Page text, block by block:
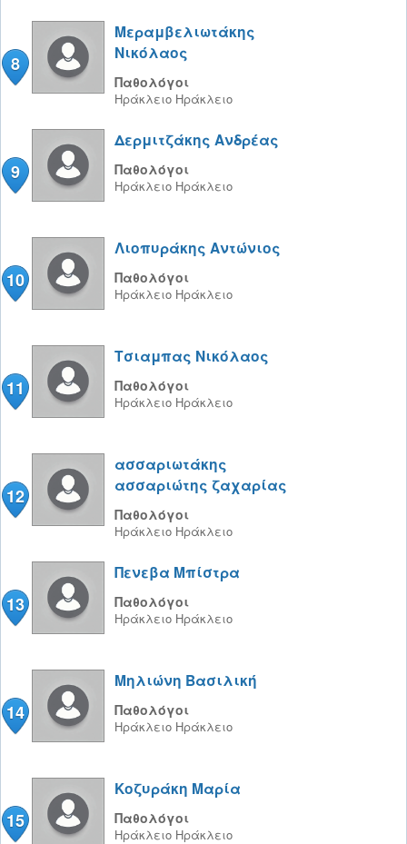
8
Μεραμβελιωτάκης
Νικόλαος
Παθολόγοι
Ηράκλειο Ηράκλειο
9
Δερμιτζάκης Ανδρέας
Παθολόγοι
Ηράκλειο Ηράκλειο
10
Λιοπυράκης Αντώνιος
Παθολόγοι
Ηράκλειο Ηράκλειο
11
Τσιαμπας Νικόλαος
Παθολόγοι
Ηράκλειο Ηράκλειο
12
ασσαριωτάκης
ασσαριώτης ζαχαρίας
Παθολόγοι
Ηράκλειο Ηράκλειο
13
Πενεβα Μπίστρα
Παθολόγοι
Ηράκλειο Ηράκλειο
14
Μηλιώνη Βασιλική
Παθολόγοι
Ηράκλειο Ηράκλειο
15
Κοζυράκη Μαρία
Παθολόγοι
Ηράκλειο Ηράκλειο